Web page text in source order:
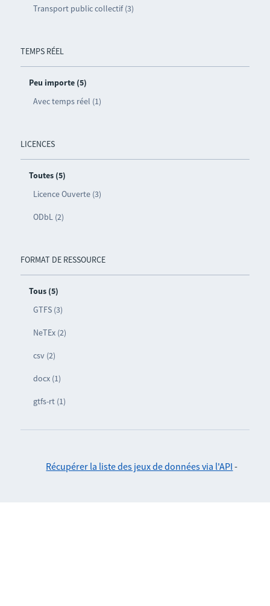
Transport public collectif (3)
TEMPS RÉEL
Peu importe (5)
Avec temps réel (1)
LICENCES
Toutes (5)
Licence Ouverte (3)
ODbL (2)
FORMAT DE RESSOURCE
Tous (5)
GTFS (3)
NeTEx (2)
csv (2)
docx (1)
gtfs-rt (1)
Récupérer la liste des jeux de données via l'API -